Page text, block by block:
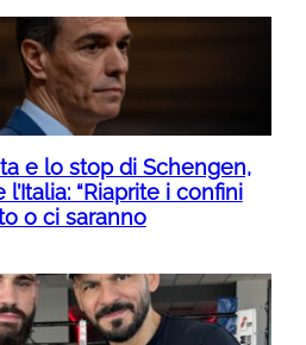
e lo stop di Schengen,
“Riaprite i confini
o ci saranno